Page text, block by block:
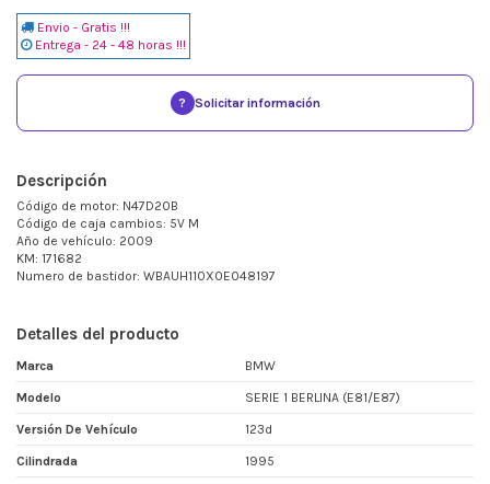
Envio - Gratis !!!
Entrega - 24 - 48 horas !!!
? Solicitar información
Descripción
Código de motor: N47D20B
Código de caja cambios: 5V M
Año de vehículo: 2009
KM: 171682
Numero de bastidor: WBAUH110X0E048197
Detalles del producto
Marca BMW
Modelo SERIE 1 BERLINA (E81/E87)
Versión De Vehículo 123d
Cilindrada 1995